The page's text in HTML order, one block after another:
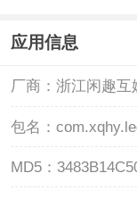
应用信息
厂商： 浙江闲趣互
包名：
MD5：